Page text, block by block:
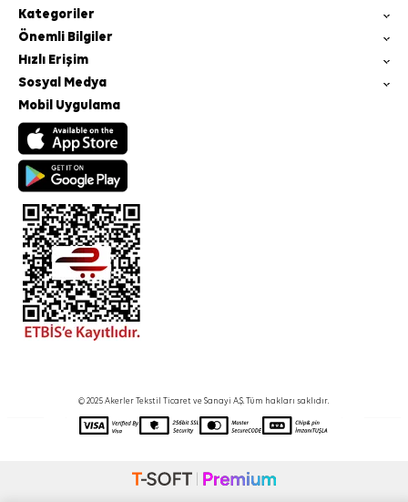
Kategoriler
Önemli Bilgiler
Hızlı Erişim
Sosyal Medya
Mobil Uygulama
© 2025 Akerler Tekstil Ticaret ve Sanayi A.Ş. Tüm hakları saklıdır.